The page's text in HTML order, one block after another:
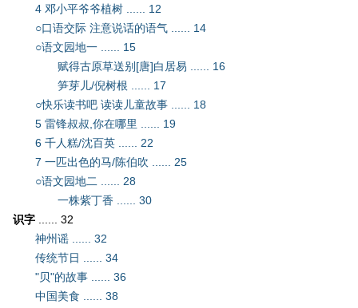
4 邓小平爷爷植树 ...... 12
○口语交际 注意说话的语气 ...... 14
○语文园地一 ...... 15
赋得古原草送别[唐]白居易 ...... 16
笋芽儿/倪树根 ...... 17
○快乐读书吧 读读儿童故事 ...... 18
5 雷锋叔叔,你在哪里 ...... 19
6 千人糕/沈百英 ...... 22
7 一匹出色的马/陈伯吹 ...... 25
○语文园地二 ...... 28
一株紫丁香 ...... 30
识字 ...... 32
神州谣 ...... 32
传统节日 ...... 34
"贝"的故事 ...... 36
中国美食 ...... 38